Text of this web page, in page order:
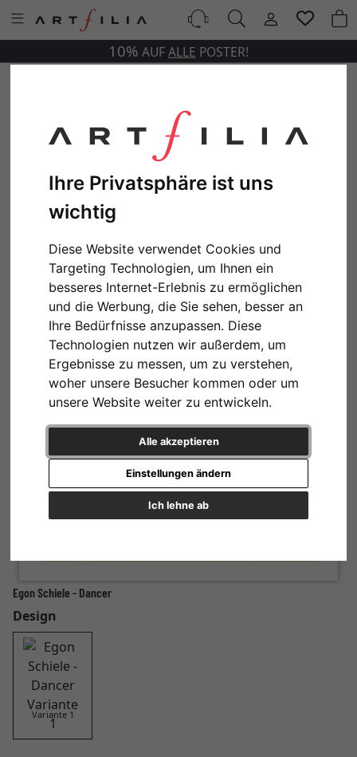
Ihre Privatsphäre ist uns
wichtig
Diese Website verwendet Cookies und
Targeting Technologien, um Ihnen ein
besseres Internet-Erlebnis zu ermöglichen
und die Werbung, die Sie sehen, besser an
Ihre Bedürfnisse anzupassen. Diese
Technologien nutzen wir außerdem, um
Ergebnisse zu messen, um zu verstehen,
woher unsere Besucher kommen oder um
unsere Website weiter zu entwickeln.
Alle akzeptieren
Ich lehne ab
Einstellungen ändern
10% AUFALLE POSTER!
Egon Schiele - Dancer
Design
Variante 1